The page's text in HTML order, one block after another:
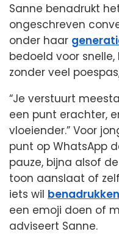
Sanne benadrukt
ongeschreven
onder haar
bedoeld voor
zonder veel
“Je verstuurt
een punt erachter,
vloeiender.” Voor
punt op WhatsApp
pauze, bijna alsof
toon aanslaat of
iets wil benadrukken
een emoji doen of
adviseert Sanne.